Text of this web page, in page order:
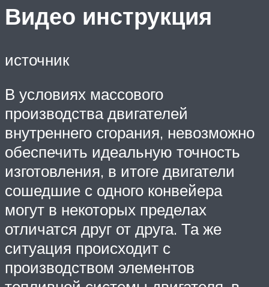
Видео инструкция
источник
В условиях массового
производства двигателей
внутреннего сгорания, невозможно
обеспечить идеальную точность
изготовления, в итоге двигатели
сошедшие с одного конвейера
могут в некоторых пределах
отличатся друг от друга. Та же
ситуация происходит с
производством элементов